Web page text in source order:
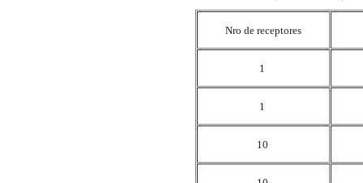
Nro de receptores
1
1
10